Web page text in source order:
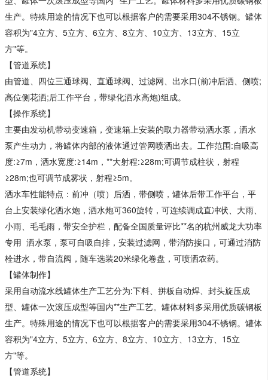
生产。特殊用途的情况下也可以根据客户的需要采用304不锈钢。罐体
容积为"4立方、5立方、6立方、8立方、10立方、13立方、15立
方"等。
【管道系统】
由管道、四位三通球阀、直通球阀、过滤网、出水口(前冲后洒、侧喷;
高位侧花洒;后工作平台，带绿化洒水高炮)组成。
【操作系统】
主要由发动机带动变速箱，变速箱上安装的取力器带动洒水泵，洒水
泵产生动力，将罐体内部的液体通过管网喷洒出去。工作范围:自吸高
度:≥7m，洒水宽度:≥14m，**大射程:≥28m;可调节成柱状，射程
≥28m;也可调节成雾状，射程≥5m。
洒水车性能特点：前冲（喷）后洒，带侧喷，罐体后带工作平台，平
台上安装绿化洒水炮，洒水炮可360旋转，可连续调成直冲状、大雨、
小雨、毛毛雨，带安全护栏，配备全国质量评比**名的杭州威龙大功率
专用 洒水泵，泵可自吸自排，安装过滤网，带消防接口，可通过消防
栓进水，带自流阀，随车选装20米绿化卷盘，可喷洒农药。
【罐体制作】
采用自动流水线罐体生产工艺分为:下料、拼板自动焊、封头旋压成
型、罐体一次滚压成型等国内**生产工艺。罐体材料多采用优质碳钢板
生产。特殊用途的情况下也可以根据客户的需要采用304不锈钢。罐体
容积为"4立方、5立方、6立方、8立方、10立方、13立方、15立
方"等。
【管道系统】